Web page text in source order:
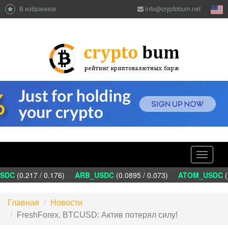
В избранное info@cryptobum.net
Toggle
(0.217 / 0.176) ARB_USDC(0.0895 / 0.073) ATOM_USDC
Главная
Новости
FreshForex. BTCUSD: Актив потерял силу!